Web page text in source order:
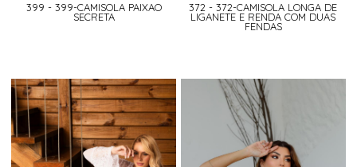
399 - 399-CAMISOLA PAIXAO
SECRETA
372 - 372-CAMISOLA LONGA DE
LIGANETE E RENDA COM DUAS
FENDAS